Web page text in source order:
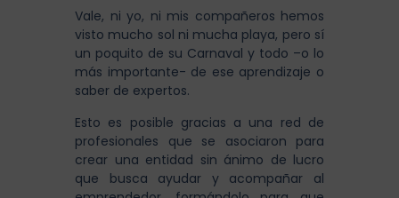
Vale, ni yo, ni mis compañeros hemos
visto mucho sol ni mucha playa, pero sí
un poquito de su Carnaval y todo –o lo
más importante- de ese aprendizaje o
saber de expertos.
Esto es posible gracias a una red de
profesionales que se asociaron para
crear una entidad sin ánimo de lucro
que busca ayudar y acompañar al